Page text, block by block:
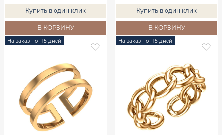
Купить в один клик
В КОРЗИНУ
Купить в один клик
В КОРЗИНУ
На заказ - от 15 дней На заказ - от 15 дней